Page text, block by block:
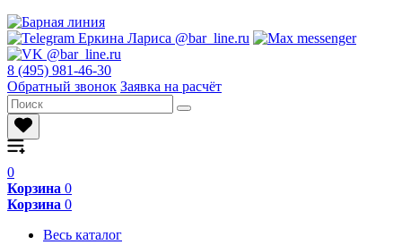
8 (495) 981-46-30
Обратный звонок Заявка на расчёт
0
Корзина 0
Корзина 0
Весь каталог